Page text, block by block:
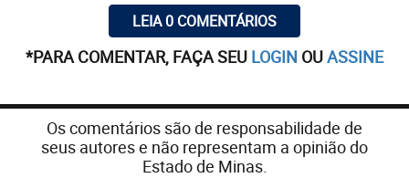
LEIA 0 COMENTÁRIOS
*PARA COMENTAR, FAÇA SEU LOGIN OUASSINE
Os comentários são de responsabilidade de
seus autores e não representam a opinião do
Estado de Minas.